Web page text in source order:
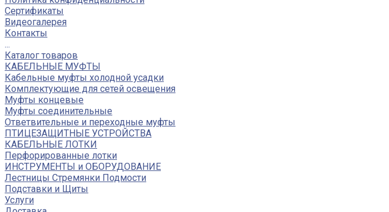
Сертификаты
Видеогалерея
Контакты
...
Каталог товаров
КАБЕЛЬНЫЕ МУФТЫ
Кабельные муфты холодной усадки
Комплектующие для сетей освещения
Муфты концевые
Муфты соединительные
Ответвительные и переходные муфты
ПТИЦЕЗАЩИТНЫЕ УСТРОЙСТВА
КАБЕЛЬНЫЕ ЛОТКИ
Перфорированные лотки
ИНСТРУМЕНТЫ и ОБОРУДОВАНИЕ
Лестницы Стремянки Подмости
Подставки и Щиты
Услуги